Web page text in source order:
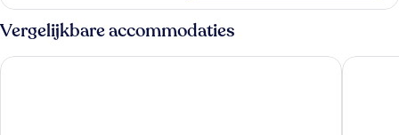
same
floor)
laden
Twin
kamer
(2
rooms
for
Vergelijkbare accommodaties
Hotel Prince Seoul